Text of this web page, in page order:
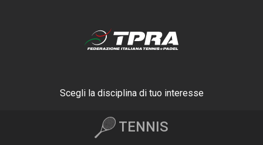
Scegli la disciplina di tuo interesse
TENNIS